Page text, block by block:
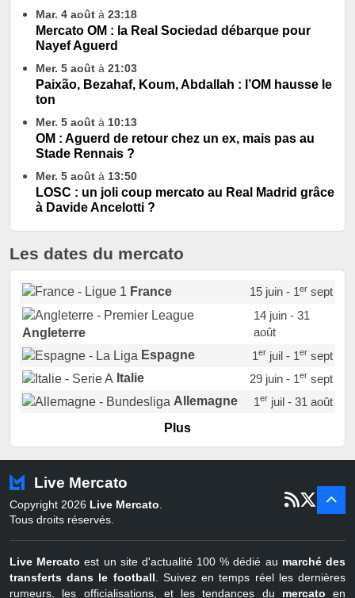
Mar. 4 août à 23:18
Mercato OM : la Real Sociedad débarque pour
Nayef Aguerd
Mer. 5 août à 21:03
Paixão, Bezahaf, Koum, Abdallah : l’OM hausse le
ton
Mer. 5 août à 10:13
OM : Aguerd de retour chez un ex, mais pas au
Stade Rennais ?
Mer. 5 août à 13:50
LOSC : un joli coup mercato au Real Madrid grâce
à Davide Ancelotti ?
Les dates du mercato
France 15 juin - 1ersept
Angleterre
14 juin - 31
août
Espagne
1erjuil - 1ersept
Italie
29 juin - 1ersept
Allemagne
1erjuil - 31 août
Portugal
Pays-Bas
22 juin - 2 sept
Belgique
juil - 31
Plus
Live Mercato
Copyright 2026 Live Mercato.
Tous droits réservés.
Live Mercato est un site d'actualité 100 % dédié au marché des
transferts dans le football. Suivez en temps réel les dernières
rumeurs, les officialisations, et les tendances du mercato en